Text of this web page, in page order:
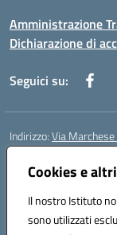
Cookies e
Il nostro Istituto
sono utilizzati
Amministrazione
Dichiarazione di
Seguici su:
Indirizzo:Via
Centralino:
Posta elettronica
Codice fiscale:
Codice